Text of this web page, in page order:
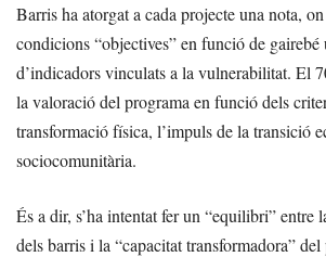
Barris ha atorgat a cada projecte una nota,
condicions “objectives” en funció de gairebé
d’indicadors vinculats a la vulnerabilitat. El
la valoració del programa en funció dels
transformació física, l’impuls de la transició
sociocomunitària.
És a dir, s’ha intentat fer un “equilibri” entre
dels barris i la “capacitat transformadora”